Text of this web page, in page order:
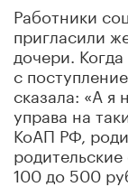
Работники
пригласили
дочери.
с
сказала: «А я
управа на
КоАП РФ,
100 до 500